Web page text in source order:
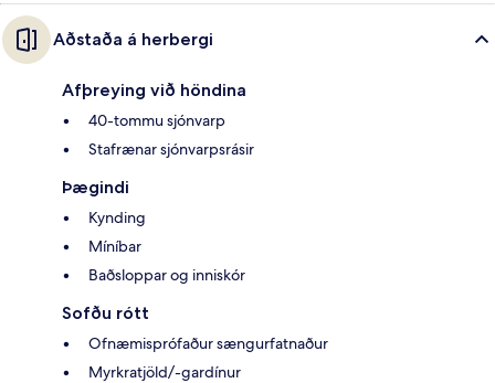
Aðstaða á herbergi
Afþreying við höndina
40-tommu sjónvarp
Stafrænar sjónvarpsrásir
Þægindi
Kynding
Míníbar
Baðsloppar og inniskór
Sofðu rótt
Ofnæmisprófaður sængurfatnaður
Myrkratjöld/-gardínur